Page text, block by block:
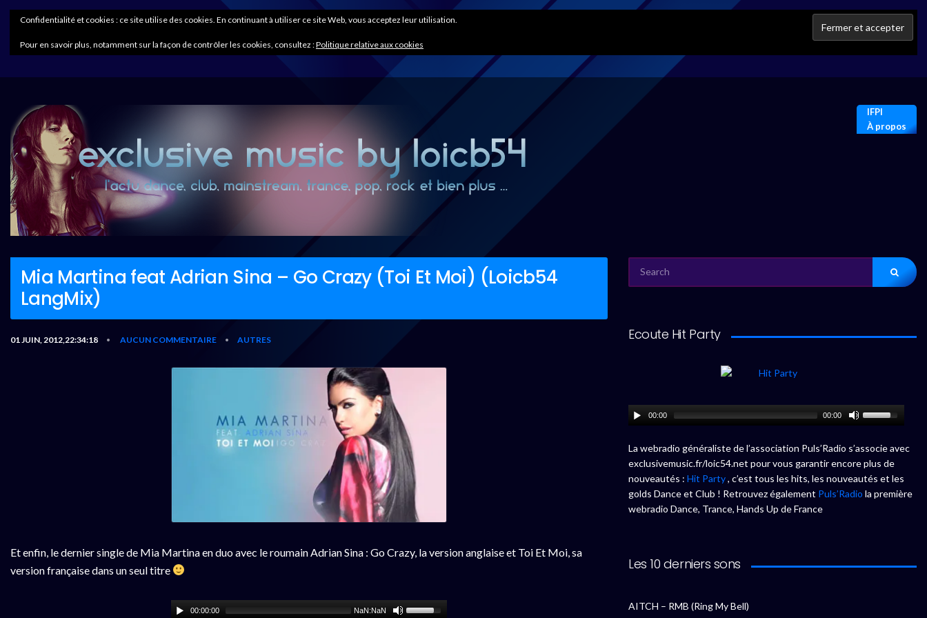
IFPI
À propos
Mia Martina feat Adrian Sina – Go Crazy (Toi Et Moi) (Loicb54
LangMix)
01 JUIN, 2012,22:34:18 • AUCUN COMMENTAIRE • AUTRES
Et enfin, le dernier single de Mia Martina en duo avec le roumain Adrian Sina : Go Crazy, la version anglaise et Toi Et Moi, sa
version française dans un seul titre
00:00:00 NaN:NaN
FOR:
Ecoute Hit Party
00:00 00:00
La webradio généraliste de l’association Puls’Radio s’associe avec
exclusivemusic.fr/loic54.net pour vous garantir encore plus de
nouveautés : Hit Party, c’est tous les hits, les nouveautés et les
golds Dance et Club ! Retrouvez également Puls’Radio la première
webradio Dance, Trance, Hands Up de France
Les 10 derniers sons
AITCH – RMB (Ring My Bell)
Confidentialité et cookies : ce site utilise des cookies. En continuant à utiliser ce site Web, vous acceptez leur utilisation.
Pour en savoir plus, notamment sur la façon de contrôler les cookies, consultez :Politique relative aux cookies